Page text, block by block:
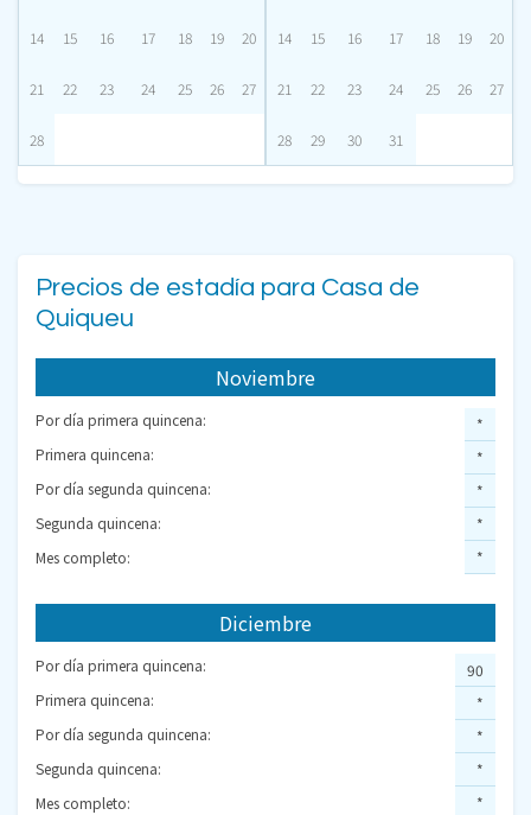
14 15 16 17 18 19 20
21 22 23 24 25 26 27
28
14 15 16 17 18 19 20
21 22 23 24 25 26 27
28 29 30 31
Precios de estadía para Casa de
Quiqueu
Noviembre
Por día primera quincena:
Primera quincena:
Por día segunda quincena:
Segunda quincena:
Mes completo:
*
*
*
*
*
Diciembre
Por día primera quincena:
Primera quincena:
Por día segunda quincena:
Segunda quincena:
Mes completo:
90
*
*
*
*